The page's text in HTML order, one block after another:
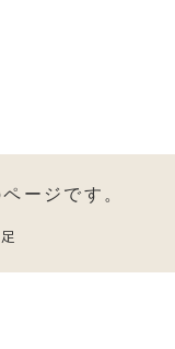
ージです。